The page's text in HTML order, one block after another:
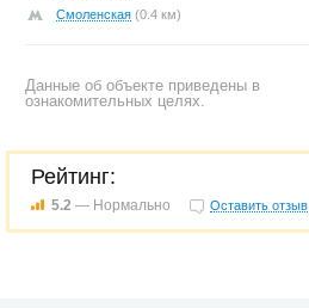
Смоленская (0.4 км)
Данные об объекте приведены в
ознакомительных целях.
Рейтинг:
5.2 — Нормально Оставить отзыв